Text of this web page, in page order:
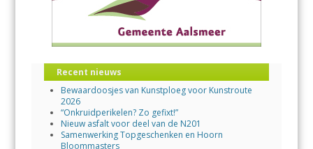
Recent nieuws
Bewaardoosjes van Kunstploeg voor Kunstroute
2026
“Onkruidperikelen? Zo gefixt!”
Nieuw asfalt voor deel van de N201
Samenwerking Topgeschenken en Hoorn
Bloommasters